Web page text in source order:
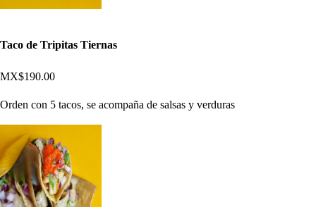
Taco de Tripitas Tiernas
MX$190.00
Orden con 5 tacos, se acompaña de salsas y verduras